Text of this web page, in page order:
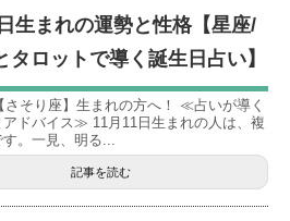
生まれの運勢と性格【星座/
タロットで導く誕生日占い】
さそり座】生まれの方へ！ ≪占いが導く
アドバイス≫ 11月11日生まれの人は、複
。一見、明る...
記事を読む